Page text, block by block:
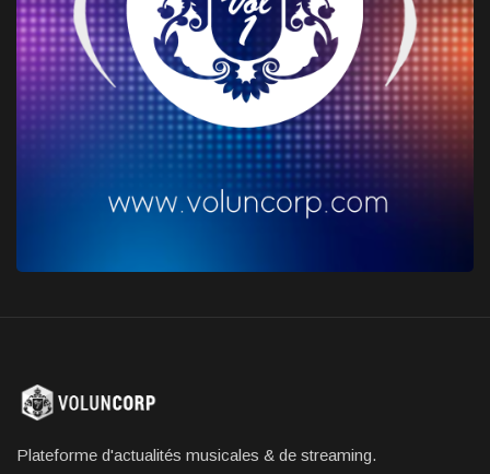
Plateforme d'actualités musicales & de streaming.